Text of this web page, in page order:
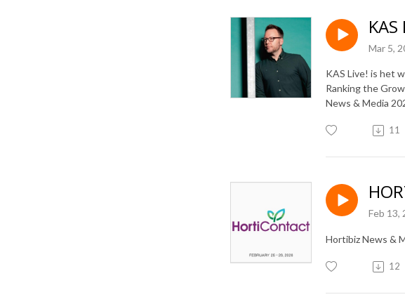
Mar 5,
KAS Live! is het
Ranking the
News & Media
11
Feb 13,
Hortibiz News &
12